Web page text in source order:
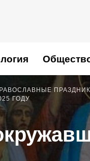
ГОДУ